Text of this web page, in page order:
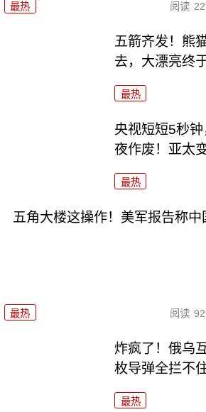
最热 阅读
五箭齐发！熊
去，大漂亮终
最热
央视短短5秒
夜作废！亚太
最热
五角大楼这操作！美军报告称中
最热 阅读
炸疯了！俄乌
枚导弹全拦不
最热